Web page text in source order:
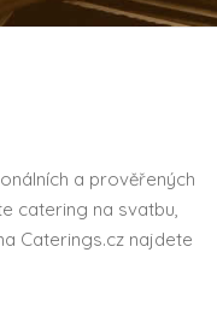
a prověřených
catering na svatbu,
Caterings.cz najdete